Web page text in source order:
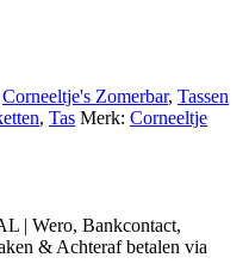
Corneeltje's Zomerbar, Tassen
, Tas Merk: Corneeltje
| Wero, Bankcontact,
& Achteraf betalen via